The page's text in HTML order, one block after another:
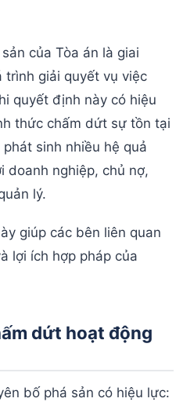
của Tòa án là giai
trình giải quyết vụ việc
quyết định này có hiệu
thức chấm dứt sự tồn tại
sinh nhiều hệ quả
doanh nghiệp, chủ nợ,
lý.
giúp các bên liên quan
lợi ích hợp pháp của
dứt hoạt động
bố phá sản có hiệu lực: